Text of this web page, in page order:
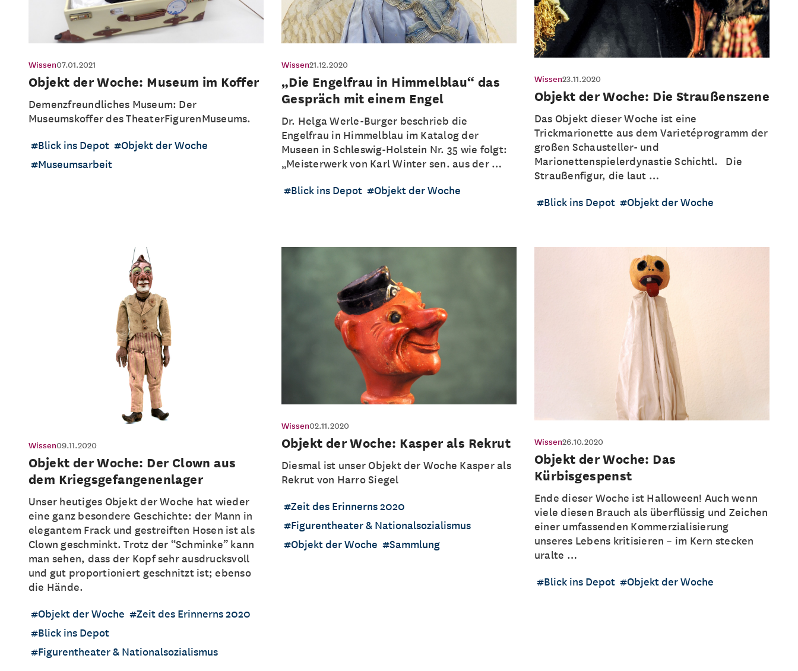
Wissen07.01.2021
Objekt der Woche: Museum im Koffer
Demenzfreundliches Museum: Der
Museumskoffer des TheaterFigurenMuseums.
Blick ins Depot
Objekt der Woche
Museumsarbeit
Wissen21.12.2020
„Die Engelfrau in Himmelblau“ das
Gespräch mit einem Engel
Dr. Helga Werle-Burger beschrieb die
Engelfrau in Himmelblau im Katalog der
Museen in Schleswig-Holstein Nr. 35 wie folgt:
„Meisterwerk von Karl Winter sen. aus der …
Blick ins Depot
Objekt der Woche
Wissen23.11.2020
Objekt der Woche: Die Straußenszene
Das Objekt dieser Woche ist eine
Trickmarionette aus dem Varietéprogramm der
großen Schausteller- und
Marionettenspielerdynastie Schichtl. Die
Straußenfigur, die laut …
Blick ins Depot
Objekt der Woche
Wissen09.11.2020
Objekt der Woche: Der Clown aus
dem Kriegsgefangenenlager
Unser heutiges Objekt der Woche hat wieder
eine ganz besondere Geschichte: der Mann in
elegantem Frack und gestreiften Hosen ist als
Clown geschminkt. Trotz der “Schminke” kann
man sehen, dass der Kopf sehr ausdrucksvoll
und gut proportioniert geschnitzt ist; ebenso
die Hände.
Objekt der Woche
Zeit des Erinnerns 2020
Blick ins Depot
Figurentheater & Nationalsozialismus
Wissen02.11.2020
Objekt der Woche: Kasper als Rekrut
Diesmal ist unser Objekt der Woche Kasper als
Rekrut von Harro Siegel
Zeit des Erinnerns 2020
Figurentheater & Nationalsozialismus
Objekt der Woche
Sammlung
Wissen26.10.2020
Objekt der Woche: Das
Kürbisgespenst
Ende dieser Woche ist Halloween! Auch wenn
viele diesen Brauch als überflüssig und Zeichen
einer umfassenden Kommerzialisierung
unseres Lebens kritisieren – im Kern stecken
uralte …
Blick ins Depot
Objekt der Woche